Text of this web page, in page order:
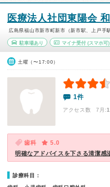
医療法人社団東陽会
広島県福山市新市町新市（新市駅、上戸手
駐車場あり マイナ受付(スマホ可)
土曜（〜17:00）
1件
アクセス数 7月:
歯科
5.0
明確なアドバイスを下さる清潔感
診療科目：